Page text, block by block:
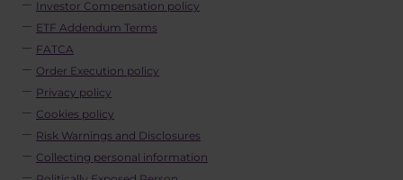
Investor Compensation policy
ETF Addendum Terms
FATCA
Order Execution policy
Privacy policy
Cookies policy
Risk Warnings and Disclosures
Collecting personal information